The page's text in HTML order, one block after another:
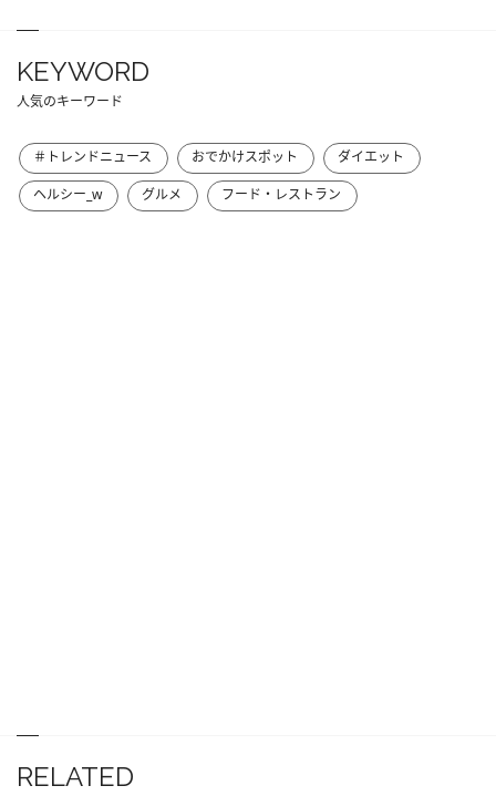
KEYWORD
人気のキーワード
＃トレンドニュース おでかけスポット
ダイエット
ヘルシー_w
グルメ フード・レストラン
RELATED